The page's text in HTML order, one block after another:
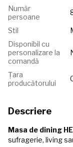
Număr
persoane
Stil
Disponibil cu
personalizare la
comandă
Țara
producătorului
Descriere
Masa de dining
sufragerie, living